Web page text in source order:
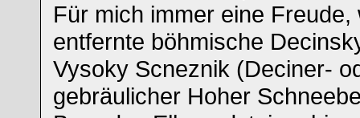
Für mich immer eine
entfernte böhmische
Vysoky Scneznik (Deciner-
gebräulicher Hoher